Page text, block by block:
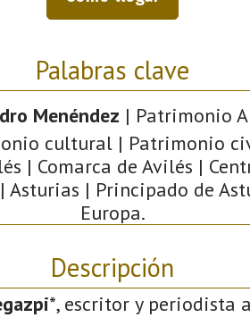
Palabras clave
Menéndez | Patrimonio
cultural | Patrimonio
| Comarca de Avilés |
Asturias | Principado de
Europa.
Descripción
*, escritor y periodista